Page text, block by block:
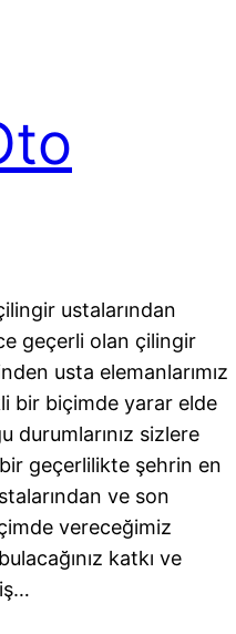
ustalarından
geçerli olan çilingir
usta elemanlarımız
bir biçimde yarar elde
durumlarınız sizlere
geçerlilikte şehrin en
ve son
vereceğimiz
katkı ve